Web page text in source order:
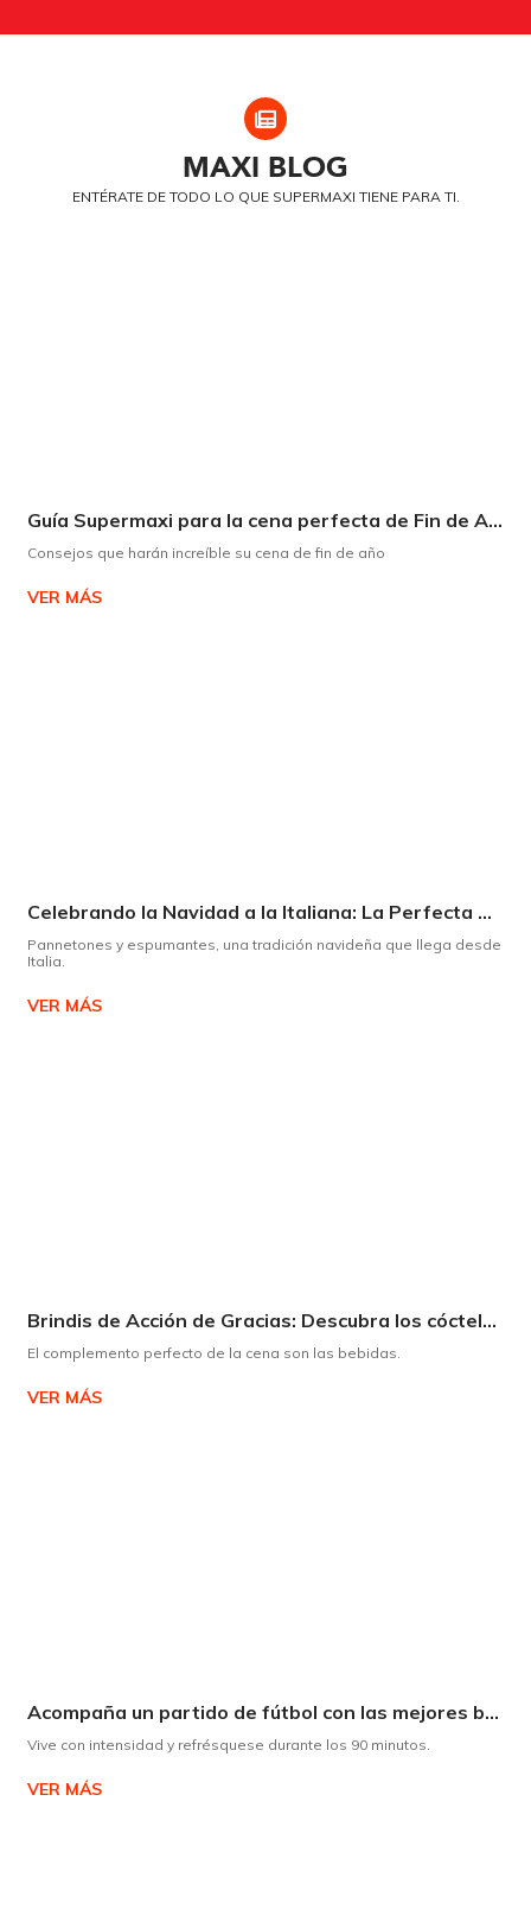
MAXI BLOG
ENTÉRATE DE TODO LO QUE SUPERMAXI TIENE PARA TI.
Guía Supermaxi para la cena perfecta de Fin de Año
Consejos que harán increíble su cena de fin de año
VER MÁS
Celebrando la Navidad a la Italiana: La Perfecta Armonía entre Panettone y Espumante
Pannetones y espumantes, una tradición navideña que llega desde
Italia.
VER MÁS
Brindis de Acción de Gracias: Descubra los cócteles y licores que complementarán su cena
El complemento perfecto de la cena son las bebidas.
VER MÁS
Acompaña un partido de fútbol con las mejores bebidas
Vive con intensidad y refrésquese durante los 90 minutos.
VER MÁS